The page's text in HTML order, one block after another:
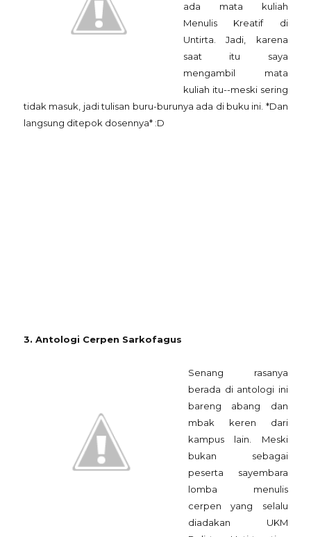
ada mata kuliah
Menulis Kreatif di
Untirta. Jadi, karena
saat itu saya
mengambil mata
kuliah itu--meski sering
tidak masuk, jadi tulisan buru-burunya ada di buku ini. *Dan
langsung ditepok dosennya* :D
3. Antologi Cerpen Sarkofagus
Senang rasanya
berada di antologi ini
bareng abang dan
mbak keren dari
kampus lain. Meski
bukan sebagai
peserta sayembara
lomba menulis
cerpen yang selalu
diadakan UKM